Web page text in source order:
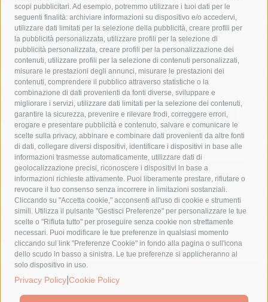
scopi pubblicitari. Ad esempio, potremmo utilizzare i tuoi dati per le
seguenti finalità: archiviare informazioni su dispositivo e/o accedervi,
utilizzare dati limitati per la selezione della pubblicità, creare profili per
la pubblicità personalizzata, utilizzare profili per la selezione di
pubblicità personalizzata, creare profili per la personalizzazione dei
contenuti, utilizzare profili per la selezione di contenuti personalizzati,
misurare le prestazioni degli annunci, misurare le prestazioni dei
contenuti, comprendere il pubblico attraverso statistiche o la
combinazione di dati provenienti da fonti diverse, sviluppare e
migliorare i servizi, utilizzare dati limitati per la selezione dei contenuti,
garantire la sicurezza, prevenire e rilevare frodi, correggere errori,
erogare e presentare pubblicità e contenuto, salvare e comunicare le
scelte sulla privacy, abbinare e combinare dati provenienti da altre fonti
di dati, collegare diversi dispositivi, identificare i dispositivi in base alle
informazioni trasmesse automaticamente, utilizzare dati di
geolocalizzazione precisi, riconoscere i dispositivi in base a
informazioni richieste attivamente. Puoi liberamente prestare, rifiutare o
revocare il tuo consenso senza incorrere in limitazioni sostanziali.
Cliccando su "Accetta cookie," acconsenti all'uso di cookie e strumenti
simili. Utilizza il pulsante "Gestisci Preferenze" per personalizzare le tue
scelte o "Rifiuta tutto" per proseguire senza cookie non strettamente
necessari. Puoi modificare le tue preferenze in qualsiasi momento
cliccando sul link "Preferenze Cookie" in fondo alla pagina o sull'icona
dello scudo in basso a sinistra. Le tue preferenze si applicheranno al
solo dispositivo in uso.
Privacy Policy Cookie Policy
acqua allerta meteo
anas
area marina protetta di punta campanella
arresto
Asl Napoli 3 sud
capitaneria di porto capri
carabinieri
castellammare di stabia
circumvesuviana
comune di sorrento
concerto
contagi
costiera amalfitana
covid-19 eav
elezioni
fondazione sorrento
gori guardia costiera
incidente
lavori
lorenzo balducelli mare
massa lubrense
massimo coppola
Meta napoli
ordinanza
penisola sorrentina
piano di sorrento
polizia municipale
protezione civile
Regione Campania
sant'agnello
sindaco cuomo
sorrento studenti temporali
treni
turismo
Vico Equense villa fiorentino vincenzo de luca
© 2015 SorrentoPress. All rights reserved.
Il giornale online della Penisola Sorrentina